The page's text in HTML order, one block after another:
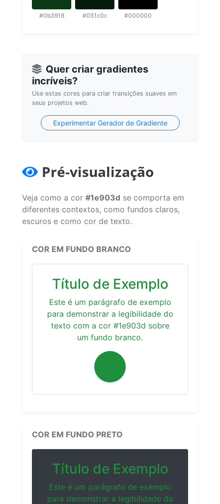
#0b3918 #051c0c #000000
Quer criar gradientes
incríveis?
Use estas cores para criar transições suaves em
seus projetos web.
Experimentar Gerador de Gradiente
Pré-visualização
Veja como a cor #1e903d se comporta em
diferentes contextos, como fundos claros,
escuros e como cor de texto.
COR EM FUNDO BRANCO
Título de Exemplo
Este é um parágrafo de exemplo
para demonstrar a legibilidade do
texto com a cor #1e903d sobre
um fundo branco.
COR EM FUNDO PRETO
Título de Exemplo
Este é um parágrafo de exemplo
para demonstrar a legibilidade do